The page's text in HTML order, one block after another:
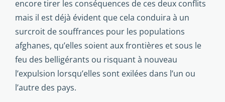
encore tirer les consé­quences de ces deux conflits
mais il est déjà évident que cela conduira à un
surcroit de souffrances pour les populations
afghanes, qu’elles soient aux frontières et sous le
feu des belligérants ou risquant à nouveau
l’expulsion lorsqu’elles sont exilées dans l’un ou
l’autre des pays.